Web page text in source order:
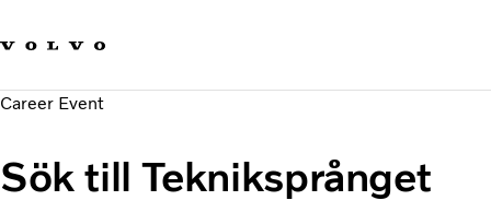
Hållbara transporter
Investerare
Career Event
Sök till Tekniksprånget